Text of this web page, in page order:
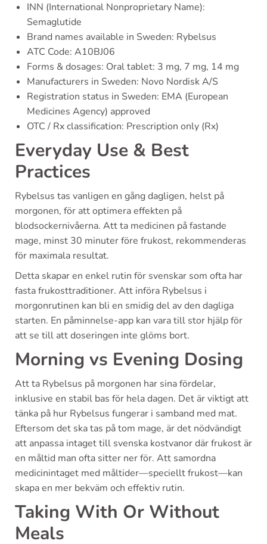
INN (International Nonproprietary Name):
Semaglutide
Brand names available in Sweden: Rybelsus
ATC Code: A10BJ06
Forms & dosages: Oral tablet: 3 mg, 7 mg, 14 mg
Manufacturers in Sweden: Novo Nordisk A/S
Registration status in Sweden: EMA (European
Medicines Agency) approved
OTC / Rx classification: Prescription only (Rx)
Everyday Use & Best
Practices
Rybelsus tas vanligen en gång dagligen, helst på
morgonen, för att optimera effekten på
blodsockernivåerna. Att ta medicinen på fastande
mage, minst 30 minuter före frukost, rekommenderas
för maximala resultat.
Detta skapar en enkel rutin för svenskar som ofta har
fasta frukosttraditioner. Att införa Rybelsus i
morgonrutinen kan bli en smidig del av den dagliga
starten. En påminnelse-app kan vara till stor hjälp för
att se till att doseringen inte glöms bort.
Morning vs Evening Dosing
Att ta Rybelsus på morgonen har sina fördelar,
inklusive en stabil bas för hela dagen. Det är viktigt att
tänka på hur Rybelsus fungerar i samband med mat.
Eftersom det ska tas på tom mage, är det nödvändigt
att anpassa intaget till svenska kostvanor där frukost är
en måltid man ofta sitter ner för. Att samordna
medicinintaget med måltider—speciellt frukost—kan
skapa en mer bekväm och effektiv rutin.
Taking With Or Without
Meals